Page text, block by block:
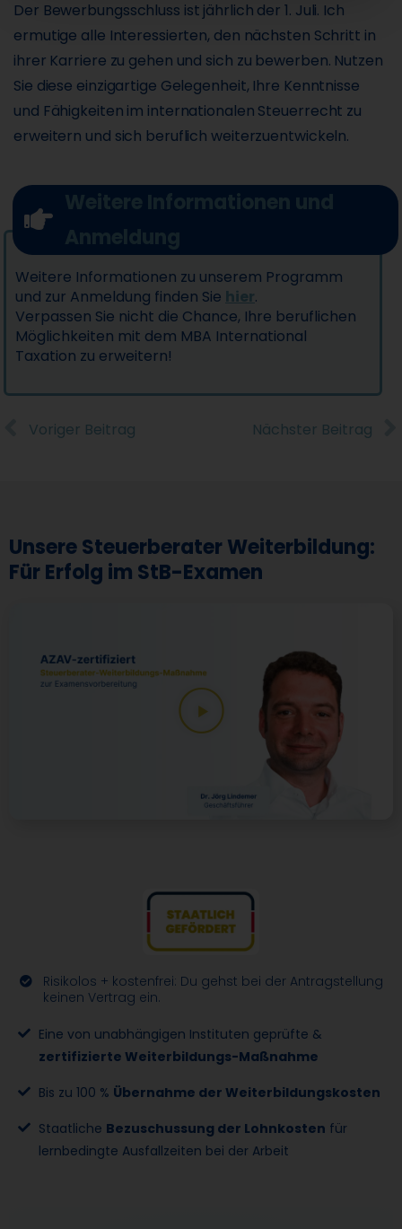
Der Bewerbungsschluss ist jährlich der 1. Juli. Ich
ermutige alle Interessierten, den nächsten Schritt in
ihrer Karriere zu gehen und sich zu bewerben. Nutzen
Sie diese einzigartige Gelegenheit, Ihre Kenntnisse
und Fähigkeiten im internationalen Steuerrecht zu
erweitern und sich beruflich weiterzuentwickeln.
Weitere Informationen zu unserem Programm
und zur Anmeldung finden Sie hier.
Verpassen Sie nicht die Chance, Ihre beruflichen
Möglichkeiten mit dem MBA International
Taxation zu erweitern!
Voriger Beitrag Nächster Beitrag
Unsere Steuerberater Weiterbildung:
Für Erfolg im StB-Examen
Risikolos + kostenfrei: Du gehst bei der Antragstellung
keinen Vertrag ein.
Eine von unabhängigen Instituten geprüfte &
zertifizierte Weiterbildungs-Maßnahme
Bis zu 100 % Übernahme der Weiterbildungskosten
Staatliche Bezuschussung der Lohnkosten für
lernbedingte Ausfallzeiten bei der Arbeit